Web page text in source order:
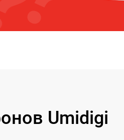
Umidigi